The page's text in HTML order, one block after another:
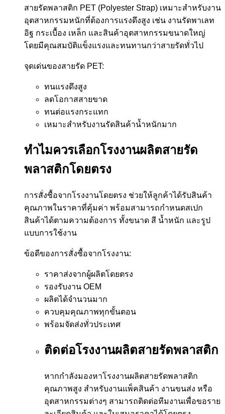
สายรัดพลาสติก PET (Polyester Strap) เหมาะสำหรับงาน
อุตสาหกรรมหนักที่ต้องการแรงดึงสูง เช่น งานรัดพาเลท
อิฐ กระเบื้อง เหล็ก และสินค้าอุตสาหกรรมขนาดใหญ่
โดยมีคุณสมบัติแข็งแรงและทนทานกว่าสายรัดทั่วไป
จุดเด่นของสายรัด PET:
ทนแรงดึงสูง
ลดโอกาสสายขาด
ทนต่อแรงกระแทก
เหมาะสำหรับงานรัดสินค้าน้ำหนักมาก
ทำไมควรเลือกโรงงานผลิตสายรัด
พลาสติกโดยตรง
การสั่งซื้อจากโรงงานโดยตรง ช่วยให้ลูกค้าได้รับสินค้า
คุณภาพในราคาที่คุ้มค่า พร้อมสามารถกำหนดสเปก
สินค้าได้ตามความต้องการ ทั้งขนาด สี น้ำหนัก และรูป
แบบการใช้งาน
ข้อดีของการสั่งซื้อจากโรงงาน:
ราคาส่งจากผู้ผลิตโดยตรง
รองรับงาน OEM
ผลิตได้จำนวนมาก
ควบคุมคุณภาพทุกขั้นตอน
พร้อมจัดส่งทั่วประเทศ
ติดต่อโรงงานผลิตสายรัดพลาสติก
หากกำลังมองหาโรงงานผลิตสายรัดพลาสติก
คุณภาพสูง สำหรับงานแพ็คสินค้า งานขนส่ง หรือ
อุตสาหกรรมต่างๆ สามารถติดต่อทีมงานเพื่อขอราย